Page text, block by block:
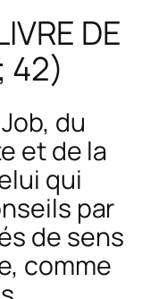
DE
42)
du
et de la
qui
par
de sens
comme